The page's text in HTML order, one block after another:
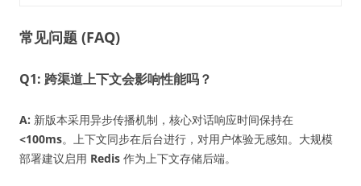
常见问题 (FAQ)
Q1: 跨渠道上下文会影响性能吗？
A: 新版本采用异步传播机制，核心对话响应时间保持在
<100ms。上下文同步在后台进行，对用户体验无感知。大规模
部署建议启用 Redis 作为上下文存储后端。